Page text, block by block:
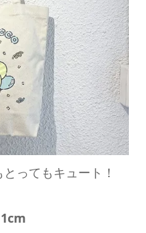
ってもキュート！